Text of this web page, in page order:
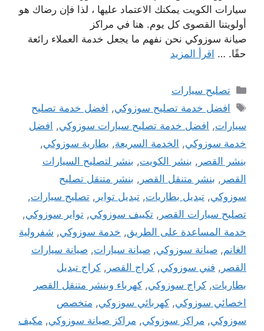
سيارات الكويت يمكنك الاعتماد عليها ، لذا فإن رضاك ​​هو
أولويتنا القصوى كل يوم. هنا في مراكز
صيانة سوزوكي نحن نفهم ما يجعل خدمة العملاء رائعة
حقًا. … اقرأ المزيد
التصنيفات
تصليح سيارات
الوسوم
افضل خدمة تصليح سوزوكي, افضل خدمة تصليح
سيارات, افضل خدمة تصليح سيارات سوزوكي, افضل
خدمة سوزوكي, الخدمة السريعة, بطارية سوزوكي,
بنشر القصر , بنشر الكويت, بنشر لتصليح السيارات
القصر , بنشر متنقل القصر , بنشر متنقل تصليح
سوزوكي, تبديل بطاريات, تبديل تواير , تصليح سيارات,
تصليح سيارات القصر , تكييف سوزوكي, تواير سوزوكي,
خدمة المساعدة على الطريق, خدمة سوزوكي, شفرولية
الغانم, صيانة سوزوكي, صيانة سيارات, صيانة سيارات
القصر , فني سوزوكي, كراج القصر , كراج تبديل
بطاريات, كراج سوزوكي, كهرباء وبنشر متنقل القصر
اخصائي سوزوكي, كهربائي سوزوكي, متخصص
سوزوكي, مراكز سوزوكي, مراكز صيانة سوزوكي, مكيف